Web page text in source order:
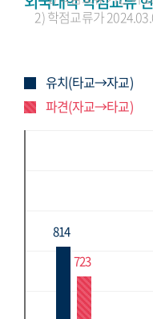
2) 학점교류가
유치(타교→자교)
파견(자교→타교)
814
723